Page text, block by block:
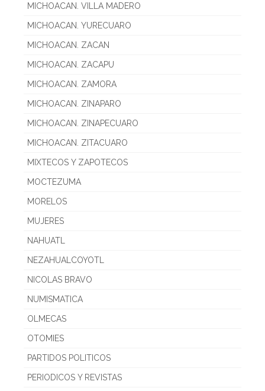
MICHOACAN. VILLA MADERO
MICHOACAN. YURECUARO
MICHOACAN. ZACAN
MICHOACAN. ZACAPU
MICHOACAN. ZAMORA
MICHOACAN. ZINAPARO
MICHOACAN. ZINAPECUARO
MICHOACAN. ZITACUARO
MIXTECOS Y ZAPOTECOS
MOCTEZUMA
MORELOS
MUJERES
NAHUATL
NEZAHUALCOYOTL
NICOLAS BRAVO
NUMISMATICA
OLMECAS
OTOMIES
PARTIDOS POLITICOS
PERIODICOS Y REVISTAS